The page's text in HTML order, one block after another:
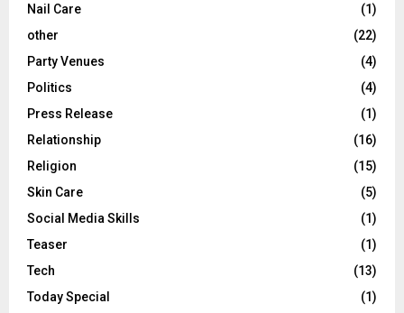
Nail Care
(1)
other
(22)
Party Venues
(4)
Politics
(4)
Press Release
(1)
Relationship
(16)
Religion
(15)
Skin Care
(5)
Social Media Skills
(1)
Teaser
(1)
Tech
(13)
Today Special
(1)